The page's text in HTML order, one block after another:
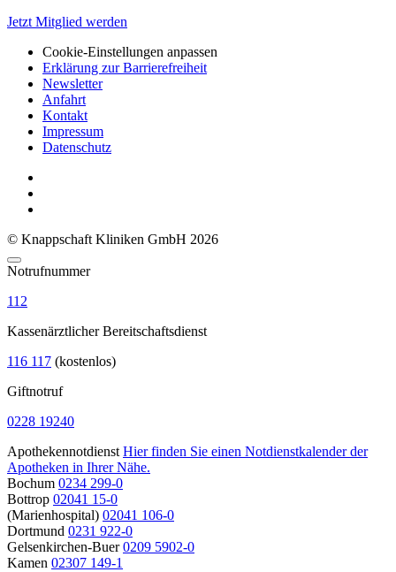
Jetzt Mitglied werden
Cookie-Einstellungen anpassen
Erklärung zur Barrierefreiheit
Newsletter
Anfahrt
Kontakt
Impressum
Datenschutz
© Knappschaft Kliniken GmbH 2026
Notrufnummer
112
Kassenärztlicher Bereitschaftsdienst
116 117 (kostenlos)
Giftnotruf
0228 19240
Apothekennotdienst Hier finden Sie einen Notdienstkalender der
Apotheken in Ihrer Nähe.
Bochum 0234 299-0
Bottrop 02041 15-0
(Marienhospital) 02041 106-0
Dortmund 0231 922-0
Gelsenkirchen-Buer 0209 5902-0
Kamen 02307 149-1